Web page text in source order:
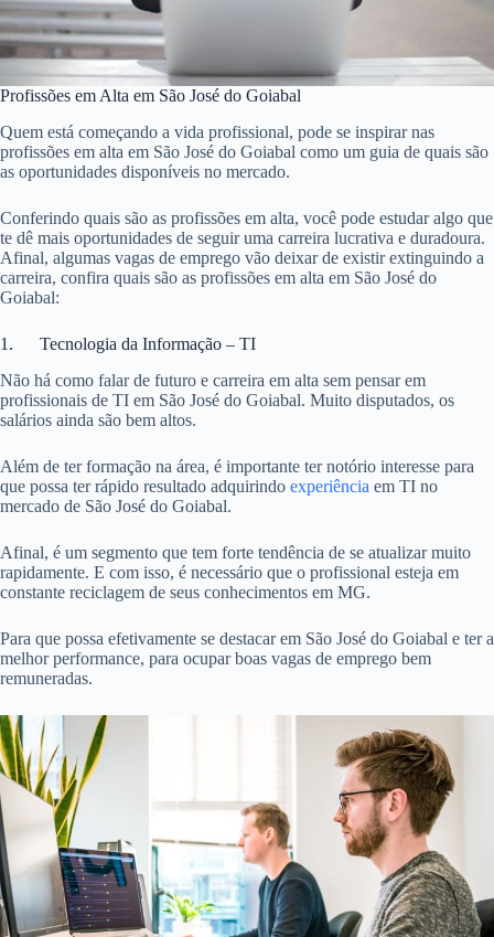
Profissões em Alta em São José do Goiabal
Quem está começando a vida profissional, pode se inspirar nas
profissões em alta em São José do Goiabal como um guia de quais são
as oportunidades disponíveis no mercado.
Conferindo quais são as profissões em alta, você pode estudar algo que
te dê mais oportunidades de seguir uma carreira lucrativa e duradoura.
Afinal, algumas vagas de emprego vão deixar de existir extinguindo a
carreira, confira quais são as profissões em alta em São José do
Goiabal:
1. Tecnologia da Informação – TI
Não há como falar de futuro e carreira em alta sem pensar em
profissionais de TI em São José do Goiabal. Muito disputados, os
salários ainda são bem altos.
Além de ter formação na área, é importante ter notório interesse para
que possa ter rápido resultado adquirindo experiência em TI no
mercado de São José do Goiabal.
Afinal, é um segmento que tem forte tendência de se atualizar muito
rapidamente. E com isso, é necessário que o profissional esteja em
constante reciclagem de seus conhecimentos em MG.
Para que possa efetivamente se destacar em São José do Goiabal e ter a
melhor performance, para ocupar boas vagas de emprego bem
remuneradas.